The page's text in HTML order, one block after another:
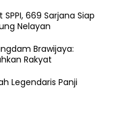
669 Sarjana Siap
Nelayan
Brawijaya:
Rakyat
Legendaris Panji